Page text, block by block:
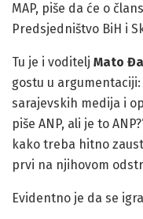
MAP, piše da će o
Predsjedništvo BiH i
Tu je i voditelj Mato
gostu u
sarajevskih medija i
piše ANP, ali je to
kako treba hitno
prvi na njihovom
Evidentno je da se